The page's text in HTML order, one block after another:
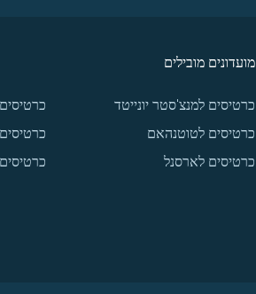
מועדונים מובילים
כרטיסים למנצ'סטר יונייטד
כרטיסים לטוטנהאם
כרטיסים לארסנל